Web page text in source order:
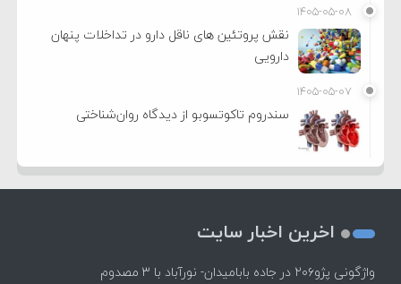
۱۴۰۵-۰۵-۰۸
نقش پروتئین های ناقل دارو در تداخلات پنهان
دارویی
۱۴۰۵-۰۵-۰۷
سندروم تاکوتسوبو از دیدگاه روان‌شناختی
اخرین اخبار سایت
واژگونی پژو۲۰۶ در جاده بابامیدان- نورآباد با ۳ مصدوم